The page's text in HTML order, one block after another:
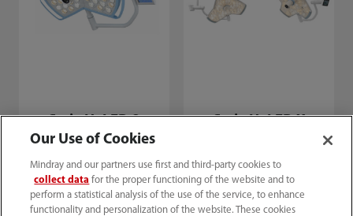
Serie HyLED 8 Serie HyLED X
Our Use of Cookies
Mindray and our partners use first and third-party cookies to
collect data for the proper functioning of the website and to
perform a statistical analysis of the use of the service, to enhance
functionality and personalization of the website. These cookies